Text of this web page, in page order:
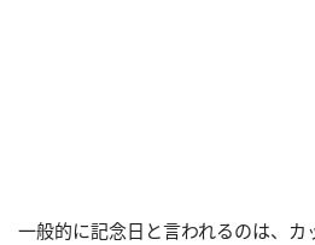
一般的に記念日と言われるのは、カ